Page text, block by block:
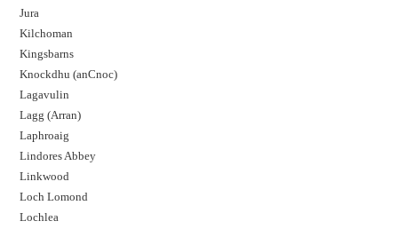
Jura
Kilchoman
Kingsbarns
Knockdhu (anCnoc)
Lagavulin
Lagg (Arran)
Laphroaig
Lindores Abbey
Linkwood
Loch Lomond
Lochlea